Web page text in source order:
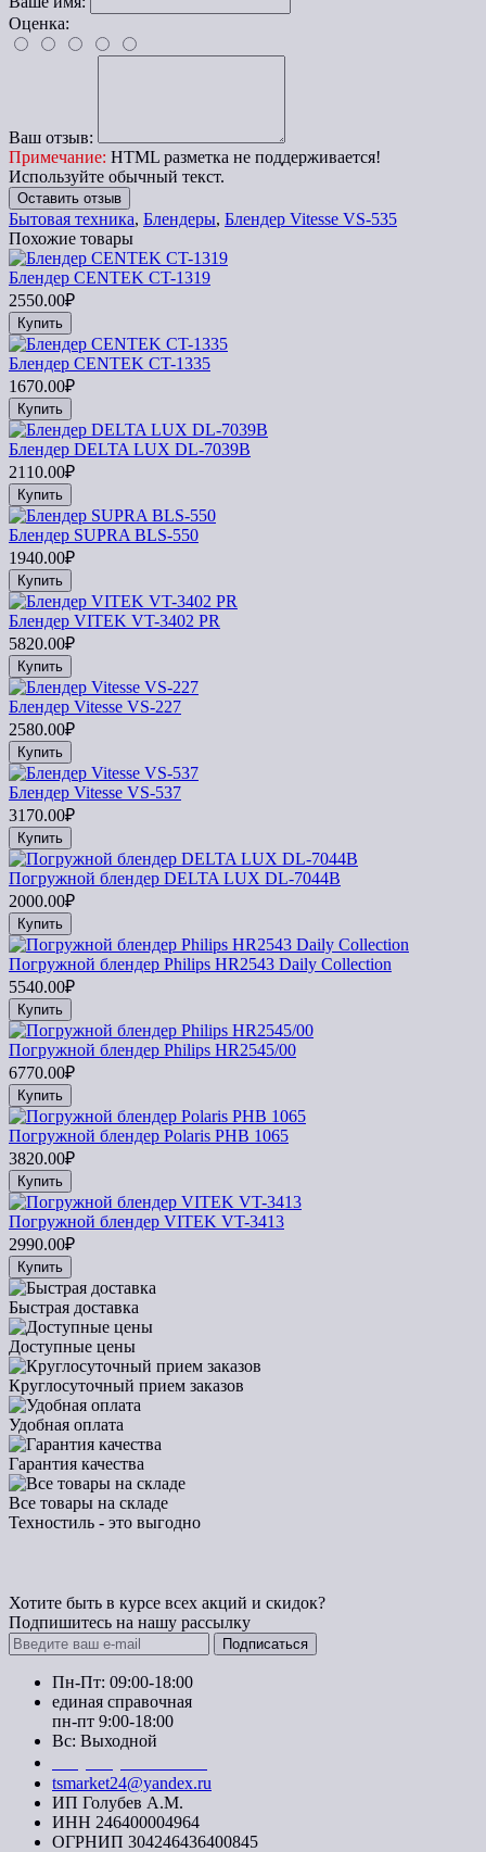
Оценка:
Ваш отзыв:
Примечание: HTML разметка не поддерживается!
Используйте обычный текст.
Оставить отзыв
Бытовая техника, Блендеры, Блендер Vitesse VS-535
Похожие товары
Блендер CENTEK CT-1319
2550.00₽
Купить
Блендер CENTEK CT-1335
1670.00₽
Купить
Блендер DELTA LUX DL-7039B
2110.00₽
Купить
Блендер SUPRA BLS-550
1940.00₽
Купить
Блендер VITEK VT-3402 PR
5820.00₽
Купить
Блендер Vitesse VS-227
2580.00₽
Купить
Блендер Vitesse VS-537
3170.00₽
Купить
Погружной блендер DELTA LUX DL-7044B
2000.00₽
Купить
Погружной блендер Philips HR2543 Daily Collection
5540.00₽
Купить
Погружной блендер Philips HR2545/00
6770.00₽
Купить
Погружной блендер Polaris PHB 1065
3820.00₽
Купить
Погружной блендер VITEK VT-3413
2990.00₽
Купить
Быстрая доставка
Доступные цены
Круглосуточный прием заказов
Удобная оплата
Гарантия качества
Все товары на складе
Техностиль - это выгодно
Хотите быть в курсе всех акций и скидок?
Подпишитесь на нашу рассылку
Подписаться
Пн-Пт: 09:00-18:00
единая справочная
пн-пт 9:00-18:00
Вс: Выходной
tsmarket24@yandex.ru
ИП Голубев А.М.
ИНН 246400004964
ОГРНИП 304246436400845